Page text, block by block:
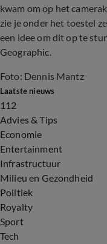
kwam om op het
zie je onder het toestel
een idee om dit op te
Geographic.
Foto: Dennis Mantz
Laatste nieuws
112
Advies & Tips
Economie
Entertainment
Infrastructuur
Milieu en Gezondheid
Politiek
Royalty
Sport
Tech